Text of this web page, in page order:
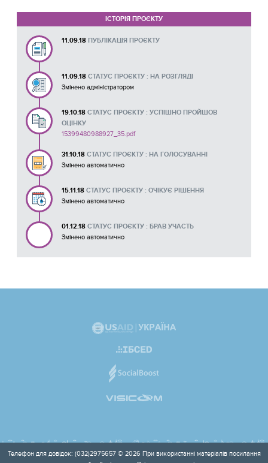
ІСТОРІЯ ПРОЄКТУ
11.09.18 ПУБЛІКАЦІЯ ПРОЄКТУ
11.09.18 СТАТУС ПРОЄКТУ : НА РОЗГЛЯДІ
Змінено адміністратором
19.10.18 СТАТУС ПРОЄКТУ : УСПІШНО ПРОЙШОВ
ОЦІНКУ
15399480988927_35.pdf
31.10.18 СТАТУС ПРОЄКТУ : НА ГОЛОСУВАННІ
Змінено автоматично
15.11.18 СТАТУС ПРОЄКТУ : ОЧІКУЄ РІШЕННЯ
Змінено автоматично
01.12.18 СТАТУС ПРОЄКТУ : БРАВ УЧАСТЬ
Змінено автоматично
Телефон для довідок: (032)2975657 © 2026 При використанні матеріалів посилання